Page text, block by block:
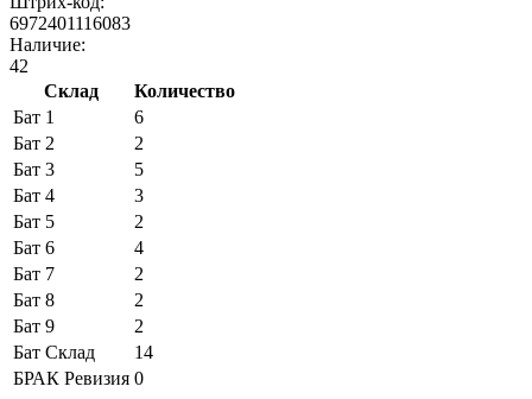
6972401116083
Наличие:
42
Склад
Количество
Бат 1
6
Бат 2
2
Бат 3
5
Бат 4
3
Бат 5
2
Бат 6
4
Бат 7
2
Бат 8
2
Бат 9
2
Бат Склад
14
БРАК Ревизия 0